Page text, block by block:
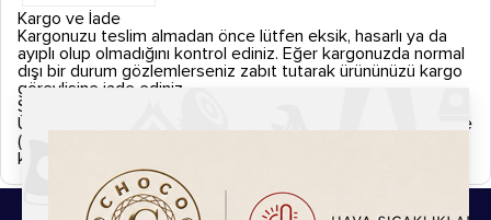
Kargo ve İade
Kargonuzu teslim almadan önce lütfen eksik, hasarlı ya da
ayıplı olup olmadığını kontrol ediniz. Eğer kargonuzda normal
dışı bir durum gözlemlerseniz zabıt tutarak ürününüzü kargo
görevlisine iade ediniz.
Sipariş Kargoya Verilişi
Ürünler siparişi verdiğiniz tarihten itibaren aksi belirtilmedikçe
(Hızlı kargo vb. uyarı simgeleri.) 2 iş günü içerisinde
kargolanmaktadır.
Bu Ürünlerde İlginizi Çekebilir.